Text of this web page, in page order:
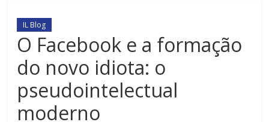
é
a
parte
mais
importante
da
sociedade.
IL Blog
O Facebook e a formação
do novo idiota: o
pseudointelectual
moderno